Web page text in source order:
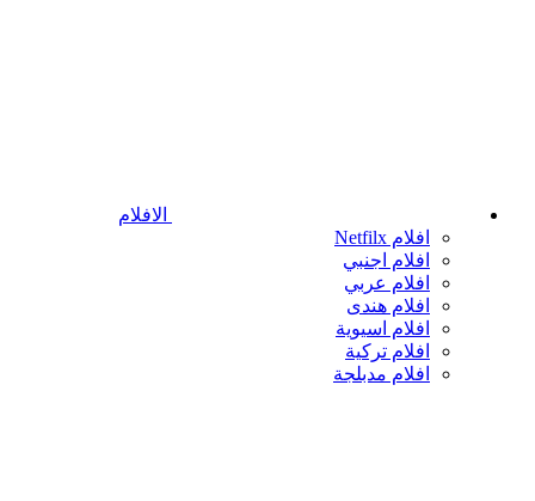
الافلام
افلام Netfilx
افلام اجنبي
افلام عربي
افلام هندى
افلام اسيوية
افلام تركية
افلام مدبلجة